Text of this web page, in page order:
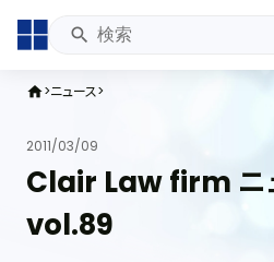
home ニュース
2011/03/09
Clair Law firm ニ
vol.89